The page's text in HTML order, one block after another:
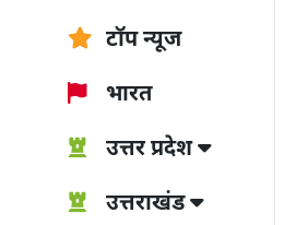
टॉप न्यूज
भारत
उत्तर प्रदेश
उत्तराखंड